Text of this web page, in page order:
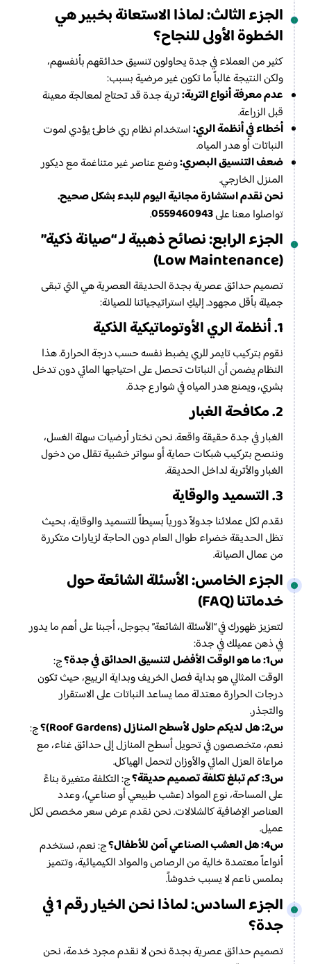
الجزء الثالث: لماذا الاستعانة بخبير هي
الخطوة الأولى للنجاح؟
كثير من العملاء في جدة يحاولون تنسيق حدائقهم بأنفسهم،
ولكن النتيجة غالباً ما تكون غير مرضية بسبب:
عدم معرفة أنواع التربة:تربة جدة قد تحتاج لمعالجة معينة
قبل الزراعة.
أخطاء في أنظمة الري:استخدام نظام ري خاطئ يؤدي لموت
النباتات أو هدر المياه.
ضعف التنسيق البصري:وضع عناصر غير متناغمة مع ديكور
المنزل الخارجي.
نحن نقدم استشارة مجانية اليوم للبدء بشكل صحيح.
تواصلوا معنا على0559460943
.
الجزء الرابع: نصائح ذهبية لـ “صيانة ذكية”
(Low Maintenance)
تصميم حدائق عصرية بجدة الحديقة العصرية هي التي تبقى
جميلة بأقل مجهود. إليكِ استراتيجياتنا للصيانة:
1. أنظمة الري الأوتوماتيكية الذكية
نقوم بتركيب تايمر للري يضبط نفسه حسب درجة الحرارة. هذا
النظام يضمن أن النباتات تحصل على احتياجها المائي دون تدخل
بشري، ويمنع هدر المياه في شوارع جدة.
2. مكافحة الغبار
الغبار في جدة حقيقة واقعة. نحن نختار أرضيات سهلة الغسل،
وننصح بتركيب شبكات حماية أو سواتر خشبية تقلل من دخول
الغبار والأتربة لداخل الحديقة.
3. التسميد والوقاية
نقدم لكل عملائنا جدولاً دورياً بسيطاً للتسميد والوقاية، بحيث
تظل الحديقة خضراء طوال العام دون الحاجة لزيارات متكررة
من عمال الصيانة.
الجزء الخامس: الأسئلة الشائعة حول
خدماتنا (FAQ)
لتعزيز ظهورك في “الأسئلة الشائعة” بجوجل، أجبنا على أهم ما يدور
في ذهن عميلك في جدة:
س1: ما هو الوقت الأفضل لتنسيق الحدائق في جدة؟
ج:
الوقت المثالي هو بداية فصل الخريف وبداية الربيع، حيث تكون
درجات الحرارة معتدلة مما يساعد النباتات على الاستقرار
والتجذر.
س2: هل لديكم حلول لأسطح المنازل (Roof Gardens)؟
ج:
نعم، متخصصون في تحويل أسطح المنازل إلى حدائق غناء، مع
مراعاة العزل المائي والأوزان لتحمل الهياكل.
س3: كم تبلغ تكلفة تصميم حديقة؟
ج: التكلفة متغيرة بناءً
على المساحة، نوع المواد (عشب طبيعي أو صناعي)، وعدد
العناصر الإضافية كالشلالات. نحن نقدم عرض سعر مخصص لكل
عميل.
س4: هل العشب الصناعي آمن للأطفال؟
ج: نعم، نستخدم
أنواعاً معتمدة خالية من الرصاص والمواد الكيميائية، وتتميز
بملمس ناعم لا يسبب خدوشاً.
الجزء السادس: لماذا نحن الخيار رقم 1 في
جدة؟
تصميم حدائق عصرية بجدة نحن لا نقدم مجرد خدمة، نحن